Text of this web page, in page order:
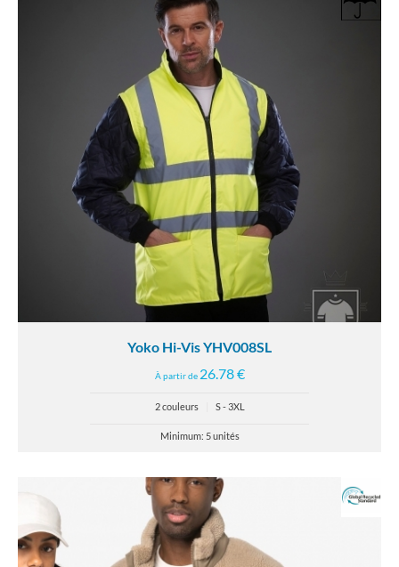
Yoko Hi-Vis YHV008SL
À partir de 26.78 €
2 couleurs S - 3XL
Minimum: 5 unités